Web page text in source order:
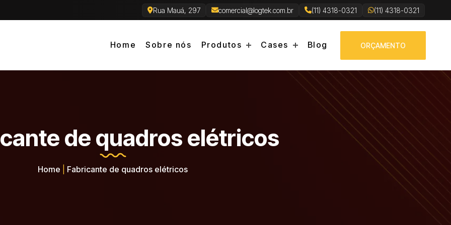
Rua Mauá, 297 comercial@logtek.com.br (11) 4318-0321 (11) 4318-0321
Home Sobre nós Produtos Cases Blog ORÇAMENTO
de quadros elétricos
Home Fabricante de quadros elétricos